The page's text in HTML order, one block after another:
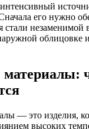
его нужно
стали незаменимой
облицовке
— это изделия,
высоких